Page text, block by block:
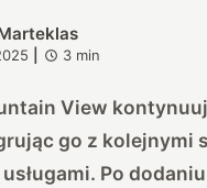
3 min
View
go z kolejnymi
Po